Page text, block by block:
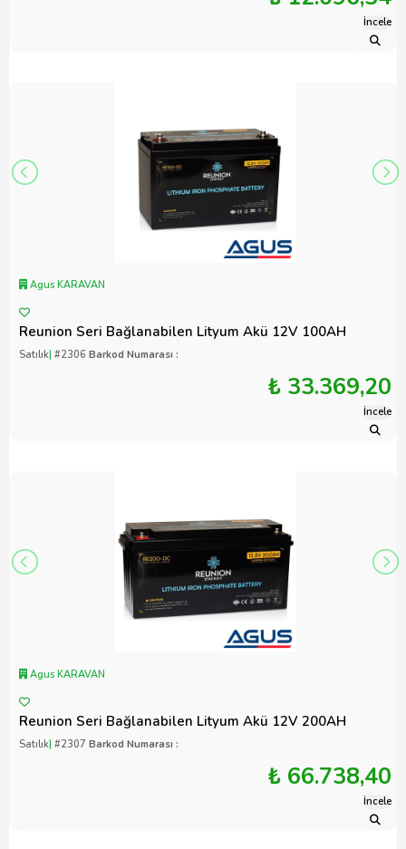
İncele
Agus KARAVAN
Reunion Seri Bağlanabilen Lityum Akü 12V 100AH
Satılık| #2306 Barkod Numarası :
₺ 33.369,20
İncele
Agus KARAVAN
Reunion Seri Bağlanabilen Lityum Akü 12V 200AH
Satılık| #2307 Barkod Numarası :
₺ 66.738,40
İncele